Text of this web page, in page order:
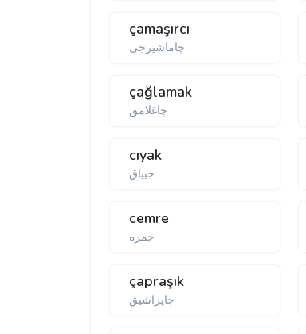
çamaşırcı
چاماشیرجی
çağlamak
چاغلامق
cıyak
جییاق
cemre
جمره
çapraşık
چاپراشیق